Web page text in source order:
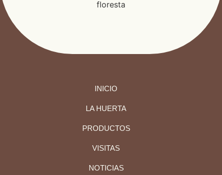
INICIO
LA HUERTA
PRODUCTOS
VISITAS
NOTICIAS